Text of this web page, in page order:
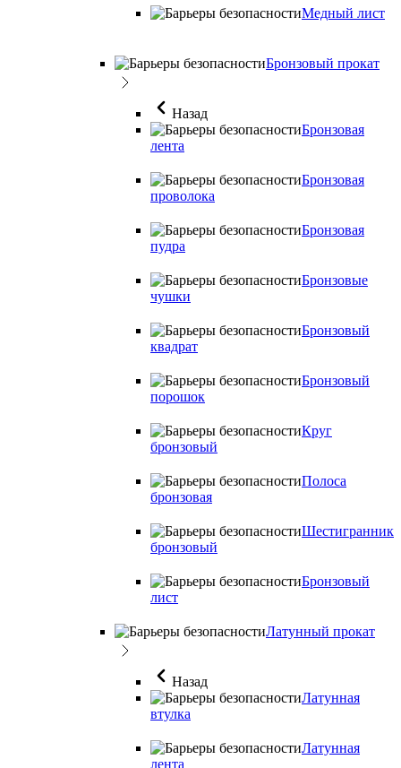
Медный лист
Бронзовый прокат
Назад
Бронзовая
лента
Бронзовая
проволока
Бронзовая
пудра
Бронзовые
чушки
Бронзовый
квадрат
Бронзовый
порошок
Круг
бронзовый
Полоса
бронзовая
Шестигранник
бронзовый
Бронзовый
лист
Латунный прокат
Назад
Латунная
втулка
Латунная
лента